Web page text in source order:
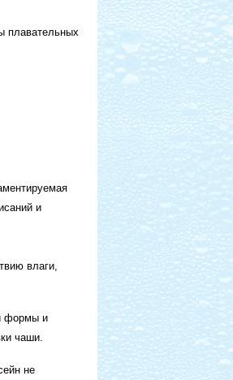
плавательных
и
влаги,
формы и
чаши.
не